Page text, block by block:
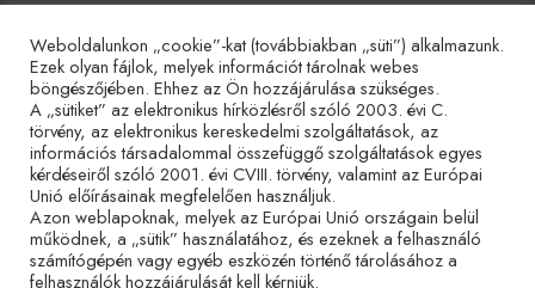
Együttműködő partnerek
Adatvédelmi tájékoztató Impresszum Sütitájékoztató
Weboldalunkon „cookie”-kat (továbbiakban „süti”) alkalmazunk.
Ezek olyan fájlok, melyek információt tárolnak webes
böngészőjében. Ehhez az Ön hozzájárulása szükséges.
A „sütiket” az elektronikus hírközlésről szóló 2003. évi C.
törvény, az elektronikus kereskedelmi szolgáltatások, az
információs társadalommal összefüggő szolgáltatások egyes
kérdéseiről szóló 2001. évi CVIII. törvény, valamint az Európai
Unió előírásainak megfelelően használjuk.
Azon weblapoknak, melyek az Európai Unió országain belül
működnek, a „sütik” használatához, és ezeknek a felhasználó
számítógépén vagy egyéb eszközén történő tárolásához a
felhasználók hozzájárulását kell kérniük.